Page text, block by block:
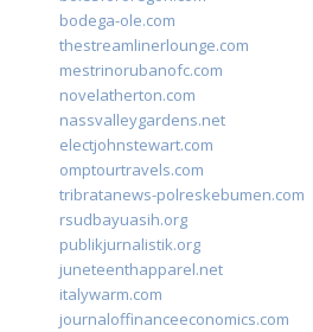
bodega-ole.com
thestreamlinerlounge.com
mestrinorubanofc.com
novelatherton.com
nassvalleygardens.net
electjohnstewart.com
omptourtravels.com
tribratanews-polreskebumen.com
rsudbayuasih.org
publikjurnalistik.org
juneteenthapparel.net
italywarm.com
journaloffinanceeconomics.com